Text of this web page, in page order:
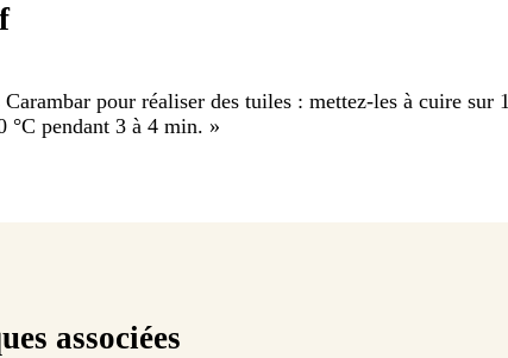
Carambar pour réaliser des tuiles : mettez-les à cuire sur 1
°C pendant 3 à 4 min. »
associées